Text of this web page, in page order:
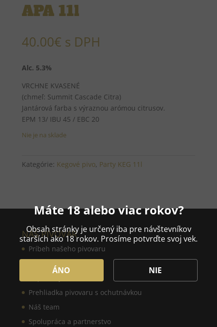
APA 11l
40.00€ s DPH
Alc. 5.3%
VRCHNE KVASENÉ
(chmeľ: Summit Cascade Citra)
Jantárová farba s výraznou arómou citrusov.
EPM 13/ IBU 45 / EBC 20
Nie je na sklade
Kategórie: Kegové pivo, Party KEG 11l
NÁŠ PIVOVAR
Príbeh našeho pivovaru
Naše pivo
Prehliadka pivovaru s ochutnávkou
Náš team
Spolupráca a partnerstvo
Máte 18 alebo viac rokov?
Obsah stránky je určený iba pre návštevníkov
starších ako 18 rokov. Prosíme potvrďte svoj vek.
ÁNO NIE